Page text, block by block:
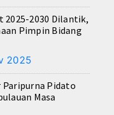
2025-2030 Dilantik,
Pimpin Bidang
2025
Paripurna Pidato
Masa